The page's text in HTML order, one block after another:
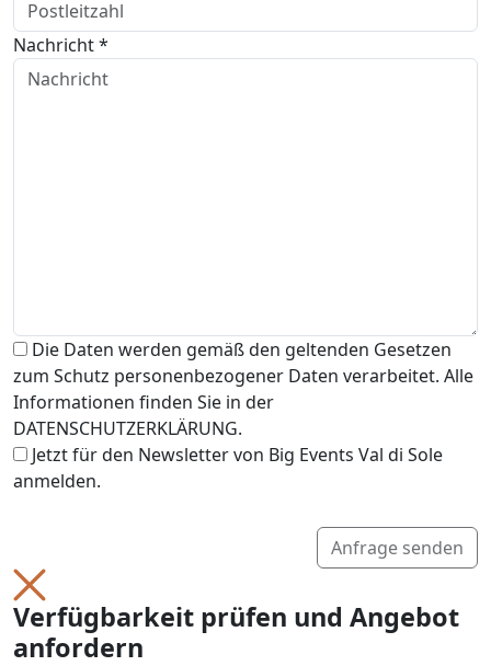
Nachricht *
Die Daten werden gemäß den geltenden Gesetzen
zum Schutz personenbezogener Daten verarbeitet. Alle
Informationen finden Sie in der
DATENSCHUTZERKLÄRUNG.
Jetzt für den Newsletter von Big Events Val di Sole
anmelden.
Anfrage senden
Verfügbarkeit prüfen und Angebot
anfordern